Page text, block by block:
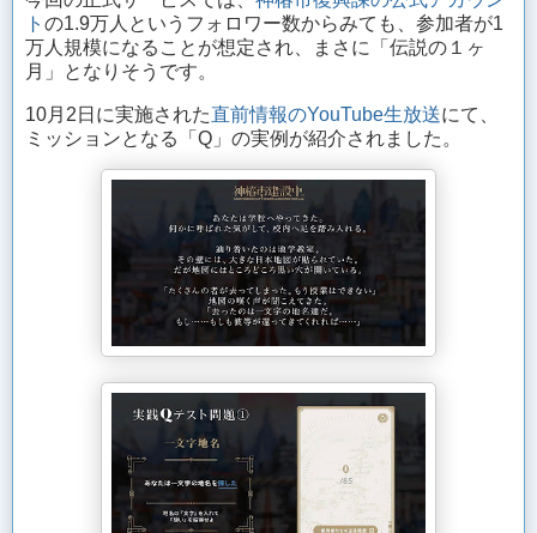
ト の1.9万人というフォロワー数からみても、参加者が1
万人規模になることが想定され、まさに「伝説の１ヶ
月」となりそうです。
10月2日に実施された直前情報のYouTube生放送にて、
ミッションとなる「Q」の実例が紹介されました。